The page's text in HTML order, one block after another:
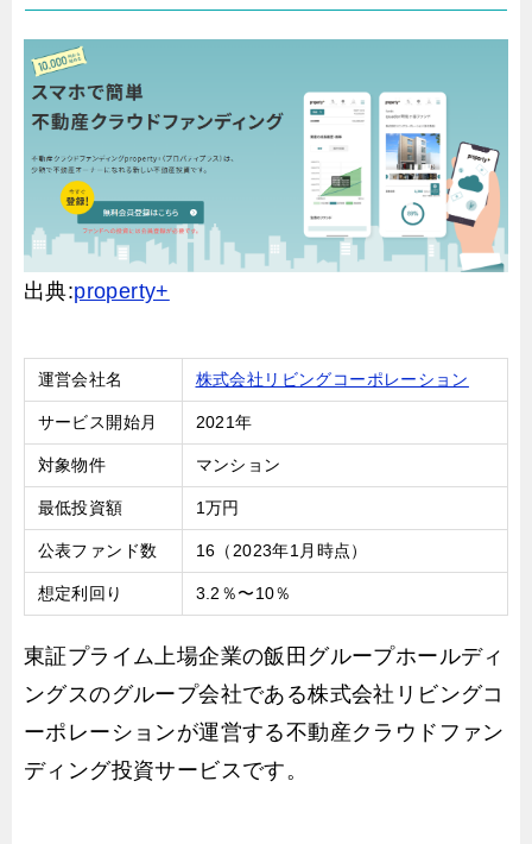
出典:property+
運営会社名 株式会社リビングコーポレーション
サービス開始月 2021年
対象物件 マンション
最低投資額 1万円
公表ファンド数 16（2023年1月時点）
想定利回り 3.2％〜10％
東証プライム上場企業の飯田グループホールディ
ングスのグループ会社である株式会社リビングコ
ーポレーションが運営する不動産クラウドファン
ディング投資サービスです。